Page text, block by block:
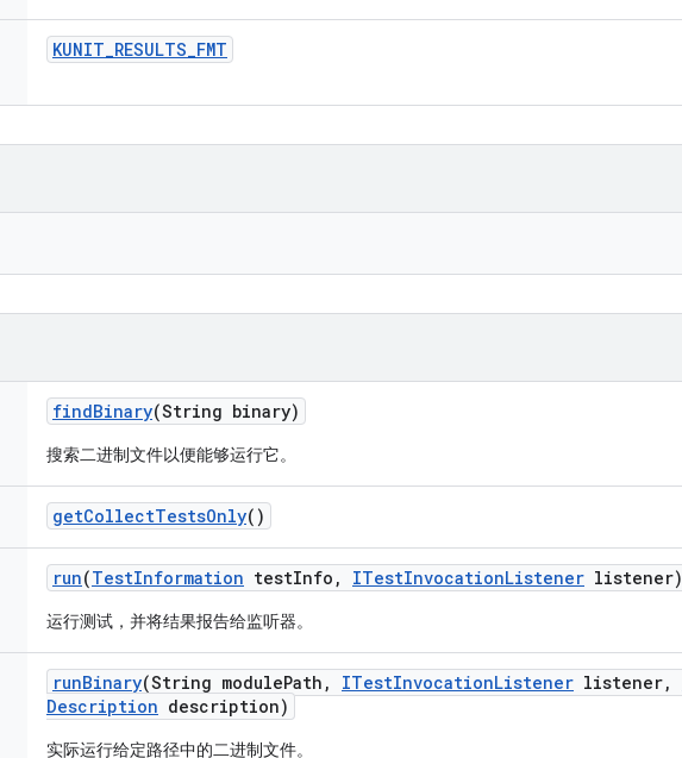
KUNIT_RESULTS_FMT
findBinary(String binary)
搜索二进制文件以便能够运行它。
getCollectTestsOnly()
run(TestInformation testInfo , ITestInvocationListener listener)
运行测试，并将结果报告给监听器。
runBinary(String modulePath , ITestInvocationListener listener,
Description description)
实际运行给定路径中的二进制文件。